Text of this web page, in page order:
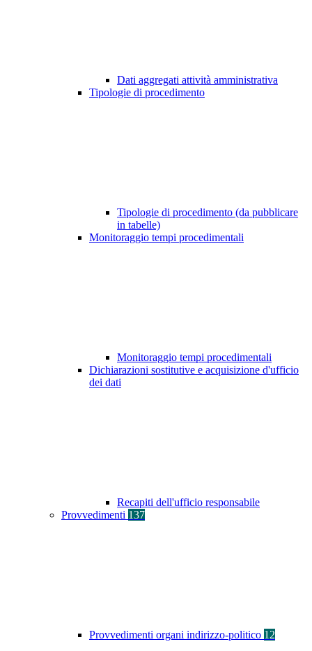
Dati aggregati attività amministrativa
Tipologie di procedimento
Tipologie di procedimento (da pubblicare
in tabelle)
Monitoraggio tempi procedimentali
Monitoraggio tempi procedimentali
Dichiarazioni sostitutive e acquisizione d'ufficio
dei dati
Recapiti dell'ufficio responsabile
Provvedimenti 137
Provvedimenti organi indirizzo-politico 12